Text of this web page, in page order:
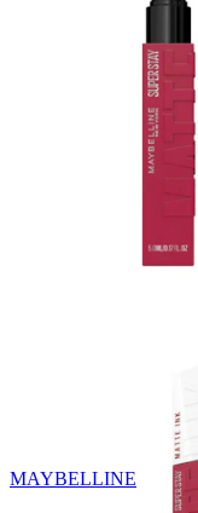
MAYBELLINE